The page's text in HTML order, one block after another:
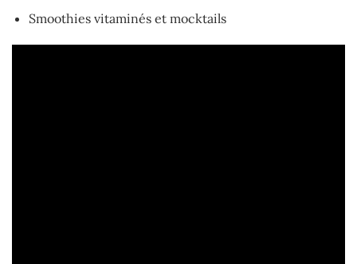
Smoothies vitaminés et mocktails